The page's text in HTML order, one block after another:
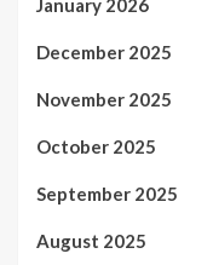
December 2025
November 2025
October 2025
September 2025
August 2025